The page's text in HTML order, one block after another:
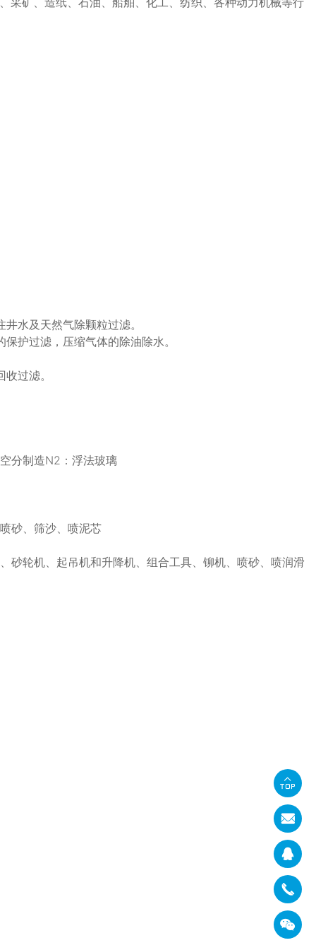
水及天然气除颗粒过滤。
护过滤，压缩气体的除油除水。
过滤。
分制造N2：浮法玻璃
砂、筛沙、喷泥芯
砂轮机、起吊机和升降机、组合工具、铆机、喷砂、喷润滑